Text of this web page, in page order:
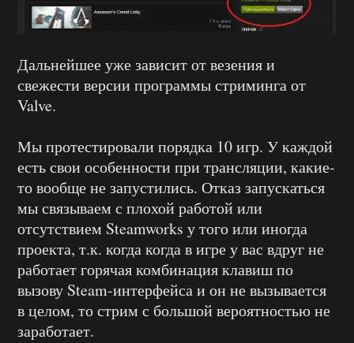
Дальнейшее уже зависит от везения и
свежести версии программы стриминга от
Valve.
Мы протестировали порядка 10 игр. У каждой
есть свои особенности при трансляции, какие-
то вообще не запустились. Отказ запускаться
мы связываем с плохой работой или
отсутствием Steamworks у того или иногда
проекта, т.к. когда когда в игре у вас вдруг не
работает горячая комбинация клавиш по
вызову Steam-интерфейса и он не вызывается
в целом, то стрим с большой вероятностью не
заработает.